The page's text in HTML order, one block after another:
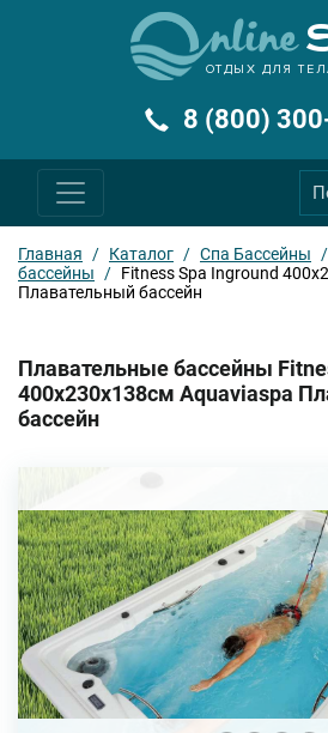
ОТДЫХ ДЛЯ
8 (800)
Главная / Каталог / Спа Бассейны /
бассейны
/ Fitness Spa Inground
Плавательный бассейн
Плавательные бассейны
400х230х138см Aquaviaspa
бассейн